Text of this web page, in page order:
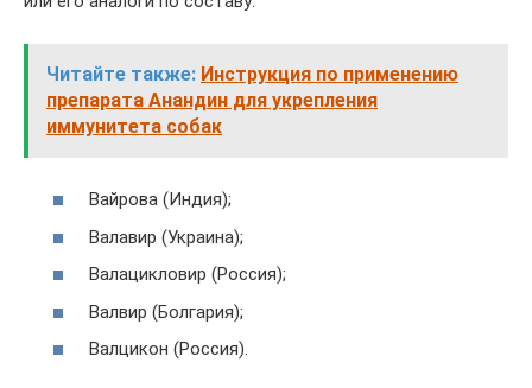
Читайте также: Инструкция по применению
препарата Анандин для укрепления
иммунитета собак
Вайрова (Индия);
Валавир (Украина);
Валацикловир (Россия);
Валвир (Болгария);
Валцикон (Россия).